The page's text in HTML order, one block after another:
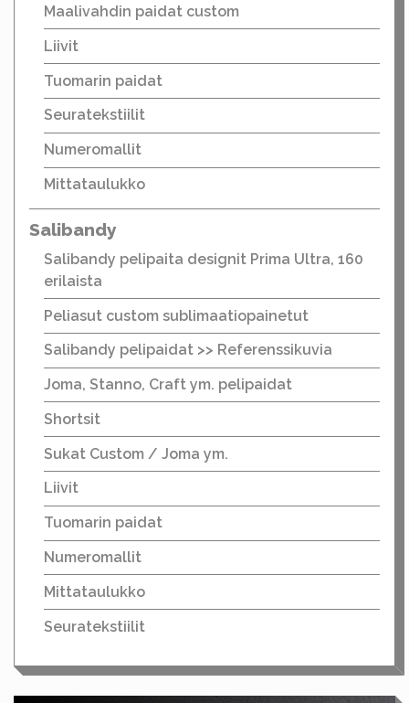
Maalivahdin paidat custom
Liivit
Tuomarin paidat
Seuratekstiilit
Numeromallit
Mittataulukko
Salibandy
Salibandy pelipaita designit Prima Ultra, 160
erilaista
Peliasut custom sublimaatiopainetut
Salibandy pelipaidat >> Referenssikuvia
Joma, Stanno, Craft ym. pelipaidat
Shortsit
Sukat Custom / Joma ym.
Liivit
Tuomarin paidat
Numeromallit
Mittataulukko
Seuratekstiilit